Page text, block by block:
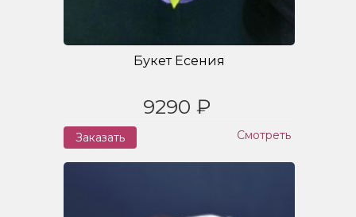
Букет Есения
9290 ₽
Заказать Смотреть